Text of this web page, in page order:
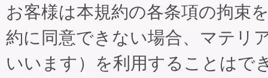
お客様は本規約の各条項の拘束
約に同意できない場合、マテリ
いいます）を利用することはで